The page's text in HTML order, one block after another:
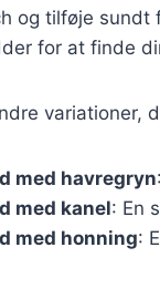
og tilføje sundt
for at finde
variationer,
med havregryn
med kanel: En
med honning: